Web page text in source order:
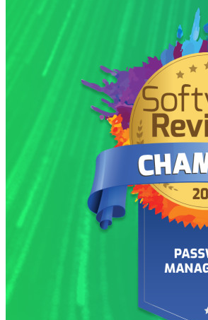
Enterprise
Developer-producten
Ontdek Secrets Manager
End-to-end encryptie voor secrets
development-, DevOps- en IT-teams.
Passwordless.dev en passkeys
Ontgrendel passkey-functionaliteiten
enkele regels code
Developer-documentatie